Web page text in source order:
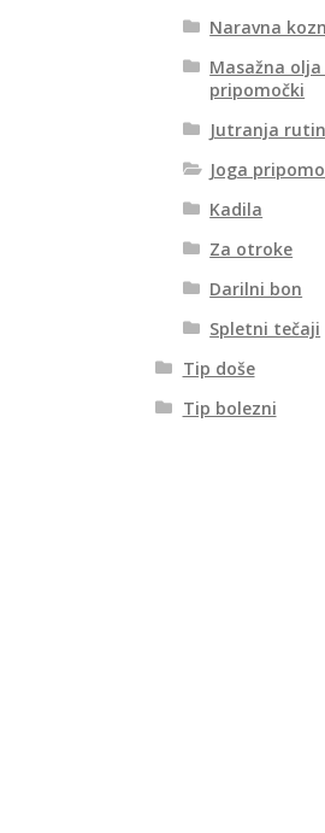
Naravna
Masažna olja
pripomočki
Jutranja
Joga
Kadila
Za otroke
Darilni bon
Spletni tečaji
Tip doše
Tip bolezni